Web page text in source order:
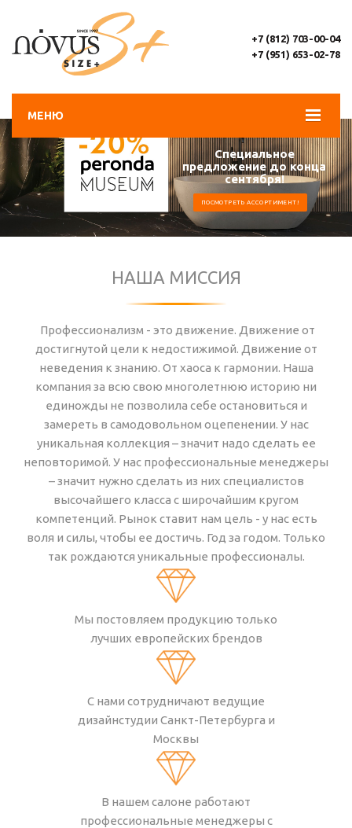
МЕНЮ
+7 (812) 703-00-04
+7 (951) 653-02-78
Специальное
предложение до конца
сентября!
ПОСМОТРЕТЬ АССОРТИМЕНТ!
НАША МИССИЯ
Профессионализм - это движение. Движение от
достигнутой цели к недостижимой. Движение от
неведения к знанию. От хаоса к гармонии. Наша
компания за всю свою многолетнюю историю ни
единожды не позволила себе остановиться и
замереть в самодовольном оцепенении. У нас
уникальная коллекция – значит надо сделать ее
неповторимой. У нас профессиональные менеджеры
– значит нужно сделать из них специалистов
высочайшего класса с широчайшим кругом
компетенций. Рынок ставит нам цель - у нас есть
воля и силы, чтобы ее достичь. Год за годом. Только
так рождаются уникальные профессионалы.
Мы постовляем продукцию только
лучших европейских брендов
С нами сотрудничают ведущие
дизайнстудии Санкт-Петербурга и
Москвы
В нашем салоне работают
профессиональные менеджеры с